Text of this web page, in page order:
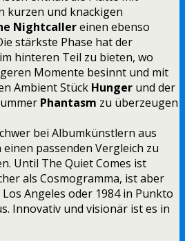
kurzen und knackigen
Nightcallereinen ebenso
stärkste Phase hat der
hinteren Teil zu bieten, wo
Momente besinnt und mit
Ambient Stück Hunger und der
Phantasm zu überzeugen
bei Albumkünstlern aus
passenden Vergleich zu
Until The Quiet Comes ist
als Cosmogramma, ist aber
Angeles oder 1984 in Punkto
Innovativ und visionär ist es in